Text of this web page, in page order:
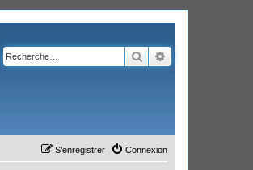
Rechercher
Connexion
S’enregistrer